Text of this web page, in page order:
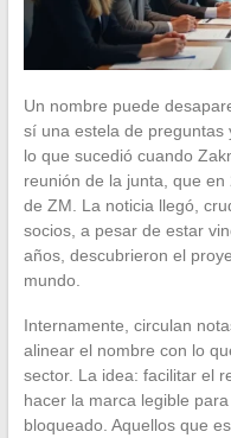
Un nombre puede
sí una estela de preguntas
lo que sucedió cuando
reunión de la junta, que
de ZM. La noticia llegó,
socios, a pesar de estar
años, descubrieron el
mundo.
Internamente, circulan
alinear el nombre con lo
sector. La idea: facilitar el
hacer la marca legible
bloqueado. Aquellos que